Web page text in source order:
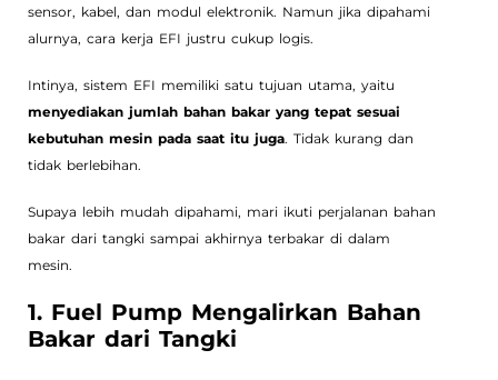
sensor, kabel, dan modul elektronik. Namun jika dipahami
alurnya, cara kerja EFI justru cukup logis.
Intinya, sistem EFI memiliki satu tujuan utama, yaitu
menyediakan jumlah bahan bakar yang tepat sesuai
kebutuhan mesin pada saat itu juga. Tidak kurang dan
tidak berlebihan.
Supaya lebih mudah dipahami, mari ikuti perjalanan bahan
bakar dari tangki sampai akhirnya terbakar di dalam
mesin.
1. Fuel Pump Mengalirkan Bahan
Bakar dari Tangki